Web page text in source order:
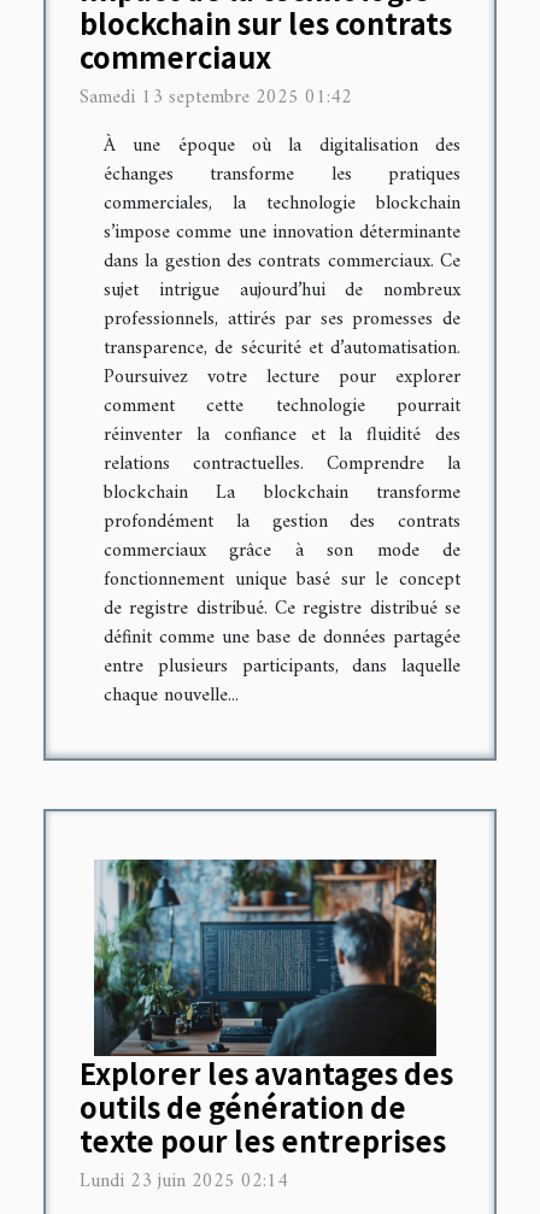
blockchain sur les contrats
commerciaux
Samedi 13 septembre 2025 01:42
À une époque où la digitalisation des
échanges transforme les pratiques
commerciales, la technologie blockchain
s’impose comme une innovation déterminante
dans la gestion des contrats commerciaux. Ce
sujet intrigue aujourd’hui de nombreux
professionnels, attirés par ses promesses de
transparence, de sécurité et d’automatisation.
Poursuivez votre lecture pour explorer
comment cette technologie pourrait
réinventer la confiance et la fluidité des
relations contractuelles. Comprendre la
blockchain La blockchain transforme
profondément la gestion des contrats
commerciaux grâce à son mode de
fonctionnement unique basé sur le concept
de registre distribué. Ce registre distribué se
définit comme une base de données partagée
entre plusieurs participants, dans laquelle
chaque nouvelle...
Explorer les avantages des
outils de génération de
texte pour les entreprises
Lundi 23 juin 2025 02:14